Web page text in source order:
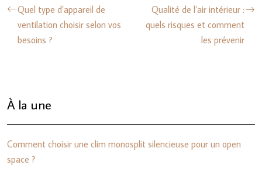
Quel type d’appareil de
ventilation choisir selon vos
besoins ?
Qualité de l’air intérieur :
quels risques et comment
les prévenir
À la une
Comment choisir une clim monosplit silencieuse pour un open
space ?